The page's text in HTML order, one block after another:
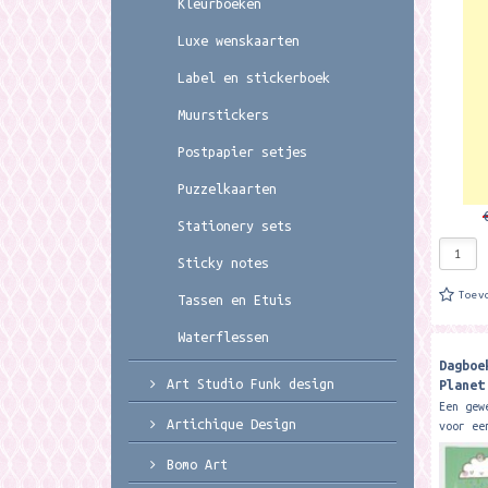
inhoud
Een
voor
met
van
Kleurboeken
Luxe wenskaarten
Label en stickerboek
Muurstickers
Postpapier setjes
Puzzelkaarten
Stationery sets
Sticky notes
Tassen en Etuis
Waterflessen
Art Studio Funk design
Artichique Design
Bomo Art